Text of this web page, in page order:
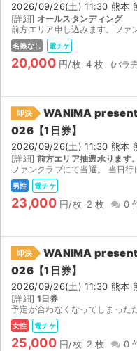
2026/09/26(土) 11:30 熊本
[詳細] オールスタンディング
前方エリア申し込みます。ファンクラブ一次当選になります。全て子チケでご本人名義で入
名義なし 電チケ
20,000 円/枚 4 枚
即決
WANIMA
026【1日券】
2026/09/26(土) 11:30 熊本
[詳細] 前方エリア抽選承ります。
ファンクラブにて当選。 当日行けなくなった為、出品します。 ご希望に応じて前方エ
男性 電チケ
23,000 円/枚 2 枚 0
即決
WANIMA
026【1日券】
2026/09/26(土) 11:30 熊本
[詳細] 1日券
予定が合わなくなってしまったため出品いたします。 【お渡し方法】 電子チケットにて
女性 電チケ
25,000 円/枚 2 枚 0